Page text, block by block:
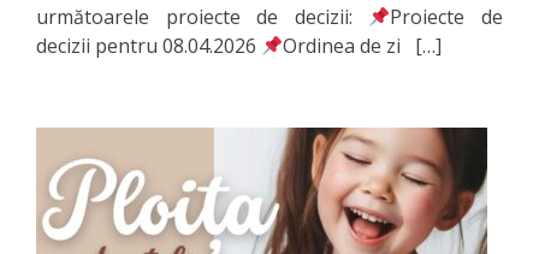
Serviciul
de
Investiţiilor
următoarele proiecte de decizii:
Proiecte de
decizii pentru 08.04.2026
Ordinea de zi […]